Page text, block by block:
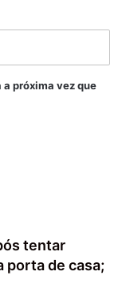
próxima vez que
tentar
porta de casa;